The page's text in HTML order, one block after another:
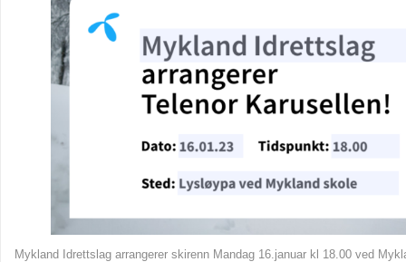
Mykland Idrettslag arrangerer skirenn Mandag 16.januar kl 18.00 ved